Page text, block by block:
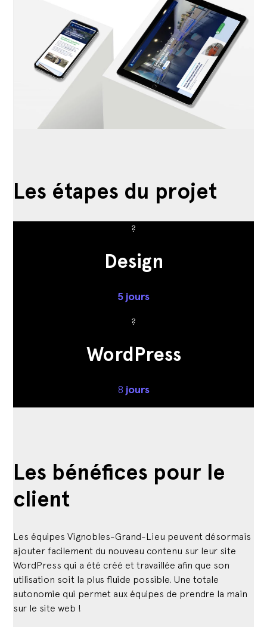
Les étapes du projet
?
Design
5 jours
?
WordPress
8 jours
Les bénéfices pour le
client
Les équipes Vignobles-Grand-Lieu peuvent désormais
ajouter facilement du nouveau contenu sur leur site
WordPress qui a été créé et travaillée afin que son
utilisation soit la plus fluide possible. Une totale
autonomie qui permet aux équipes de prendre la main
sur le site web !